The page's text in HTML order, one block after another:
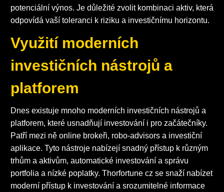
potenciální výnos. Je důležité zvolit kombinaci aktiv, která
odpovídá vaší toleranci k riziku a investičnímu horizontu.
Využití moderních
investičních nástrojů a
platforem
Dnes existuje mnoho moderních investičních nástrojů a
platforem, které usnadňují investování i pro začátečníky.
Patří mezi ně online brokeři, robo-advisors a investiční
aplikace. Tyto nástroje nabízejí snadný přístup k různým
trhům a aktivům, automatické investování a správu
portfolia a nízké poplatky. Thorfortune cz se snaží nabízet
moderní přístup k investování a srozumitelné informace